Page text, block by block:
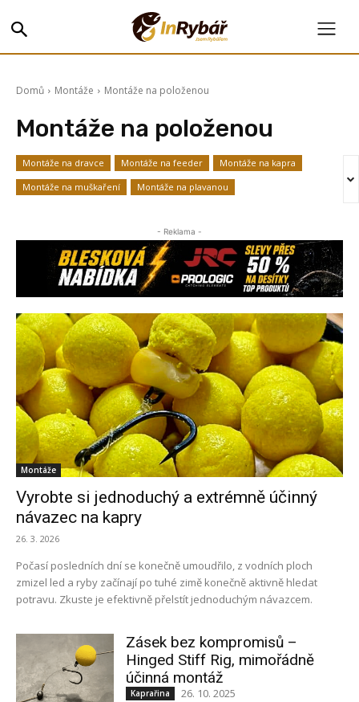
Domů Montáže Montáže na položenou
Montáže na položenou
Montáže na dravce Montáže na feeder
Montáže na kapra
Montáže na muškaření
Montáže na plavanou
- Reklama -
Montáže
Vyrobte si jednoduchý a extrémně účinný
návazec na kapry
26. 3. 2026
Počasí posledních dní se konečně umoudřilo, z vodních ploch
zmizel led a ryby začínají po tuhé zimě konečně aktivně hledat
potravu. Zkuste je efektivně přelstít jednoduchým návazcem.
Zásek bez kompromisů –
Hinged Stiff Rig, mimořádně
účinná montáž
Kaprařina 26. 10. 2025